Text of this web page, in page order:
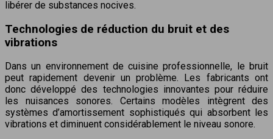
libérer de substances nocives.
Technologies de réduction du bruit et des
vibrations
Dans un environnement de cuisine professionnelle, le bruit
peut rapidement devenir un problème. Les fabricants ont
donc développé des technologies innovantes pour réduire
les nuisances sonores. Certains modèles intègrent des
systèmes d’amortissement sophistiqués qui absorbent les
vibrations et diminuent considérablement le niveau sonore.